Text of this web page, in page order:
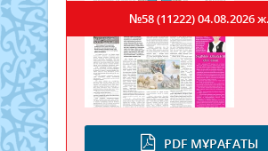
PDF МҰРАҒАТЫ
№58 (11222)04.08.2026 ж.